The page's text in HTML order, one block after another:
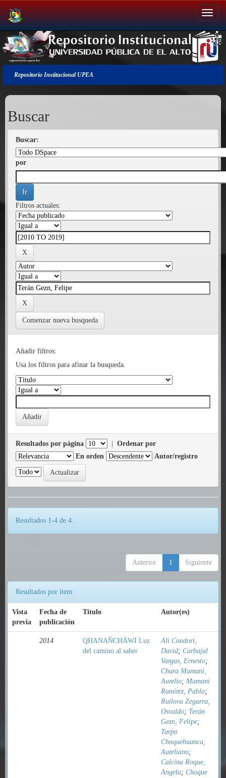
Salir
de
la
navegación
Repositorio Institucional UPEA
Buscar
Buscar:
por
Filtros actuales:
Comenzar nueva busqueda
Añadir filtros:
Usa los filtros para afinar la busqueda.
Resultados por página
Ordenar por
En orden
Autor/registro
Resultados 1-4 de 4.
Anterior 1 Siguiente
Resultados por ítem:
Vista
previa
Fecha de
publicación
Título Autor(es)
2014
QHANAÑCHÄWI Luz
del camino al saber
Ali Condori,
David; Carbajal
Vargas, Ernesto;
Chura Mamani,
Aurelio; Mamani
Ramirez, Pablo;
Ruilova Zegarra,
Osvaldo; Terán
Gezn, Felipe;
Turpo
Choquehuanca,
Aureliano;
Calcina Roque,
Angela; Choque